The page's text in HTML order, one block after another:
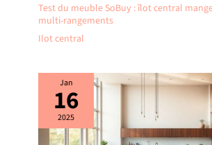
Test du meuble SoBuy : îlot central
multi-rangements
Ilot central
Jan
16
2025